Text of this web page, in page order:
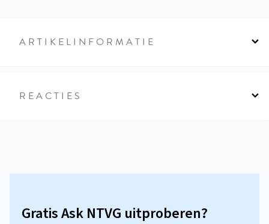
ARTIKELINFORMATIE
REACTIES
Gratis Ask NTVG uitproberen?